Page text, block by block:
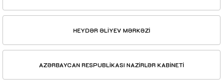
HEYDƏR ƏLİYEV MƏRKƏZİ
AZƏRBAYCAN RESPUBLİKASI NAZİRLƏR KABİNETİ